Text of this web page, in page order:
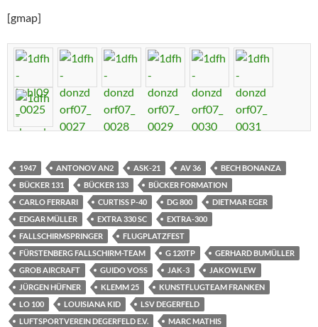
[gmap]
1947 ANTONOV AN2 ASK-21 AV 36
BECH BONANZA
BÜCKER 131
BÜCKER 133
BÜCKER FORMATION
CARLO FERRARI
CURTISS P-40 DG 800
DIETMAR EGER
EDGAR MÜLLER
EXTRA 330 SC
EXTRA-300
FALLSCHIRMSPRINGER
FLUGPLATZFEST
FÜRSTENBERG FALLSCHIRM-TEAM
G 120TP
GERHARD BUMÜLLER
GROB AIRCRAFT
GUIDO VOSS JAK-3
JAKOWLEW
JÜRGEN HÜFNER
KLEMM 25
KUNSTFLUGTEAM FRANKEN
LO 100
LOUISIANA KID
LSV DEGERFELD
LUFTSPORTVEREIN DEGERFELD E.V.
MARC MATHIS